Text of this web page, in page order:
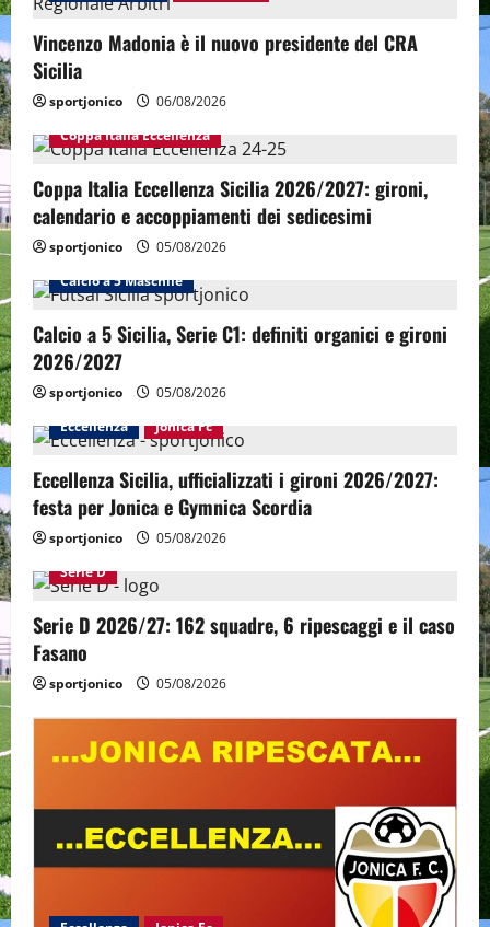
Vincenzo Madonia è il nuovo presidente del CRA
Sicilia
sportjonico
06/08/2026
Coppa Italia Eccellenza
Coppa Italia Eccellenza Sicilia 2026/2027: gironi,
calendario e accoppiamenti dei sedicesimi
sportjonico
05/08/2026
Calcio a 5 Maschile
Calcio a 5 Sicilia, Serie C1: definiti organici e gironi
2026/2027
sportjonico
05/08/2026
Eccellenza
Jonica Fc
Eccellenza Sicilia, ufficializzati i gironi 2026/2027:
festa per Jonica e Gymnica Scordia
sportjonico
05/08/2026
Serie D
Serie D 2026/27: 162 squadre, 6 ripescaggi e il caso
Fasano
sportjonico 05/08/2026